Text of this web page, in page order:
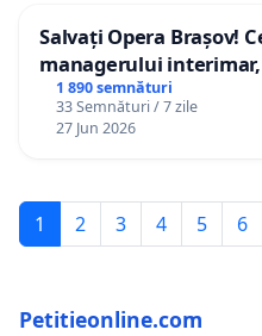
Salvați Opera Brașov!
managerului
1 890 semnături
33 Semnături / 7 zile
27 Jun 2026
1 2 3 4 5 6
Petitieonline.com